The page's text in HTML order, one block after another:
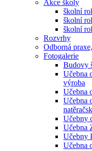
Akce školy
školní
školní
školní
Rozvrhy
Odborná
Fotogalerie
Budovy
Učebna
výroba
Učebna
Učebna
Učebny
Učebna
Učebny
Učebna